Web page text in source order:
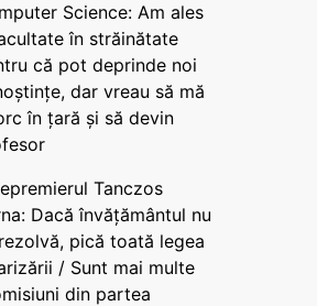
Science: Am ales
în străinătate
că pot deprinde noi
dar vreau să mă
în țară și să devin
Tanczos
Dacă învățământul nu
pică toată legea
/ Sunt mai multe
din partea